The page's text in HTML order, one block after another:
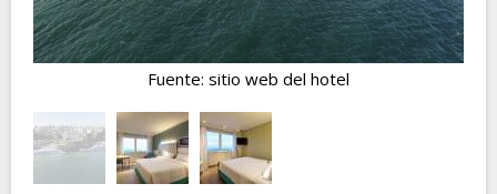
Fuente: sitio web del hotel